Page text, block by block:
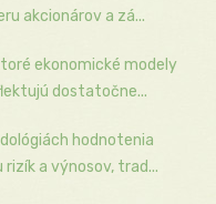
akcionárov a zá...
ekonomické modely
dostatočne...
hodnotenia
a výnosov, trad...